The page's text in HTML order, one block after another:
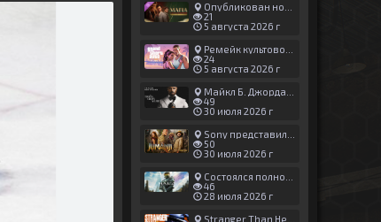
Опубликован новый геймплей Man of Honor для Mafia: The Old Country
21
5 августа 2026 г
Ремейк культовой японской игры задержали ради выхода GTA 6
24
5 августа 2026 г
Майкл Б. Джордан сыграл главную роль в новой «Афере Томаса Крауна»
49
30 июля 2026 г
Sony представила трейлер новой части «Джуманджи»
50
30 июля 2026 г
Состоялся полноценный релиз Halo: Campaign Evolved
46
28 июля 2026 г
Stranger Than Heaven получила новый трейлер с акцентом на жестокие драки